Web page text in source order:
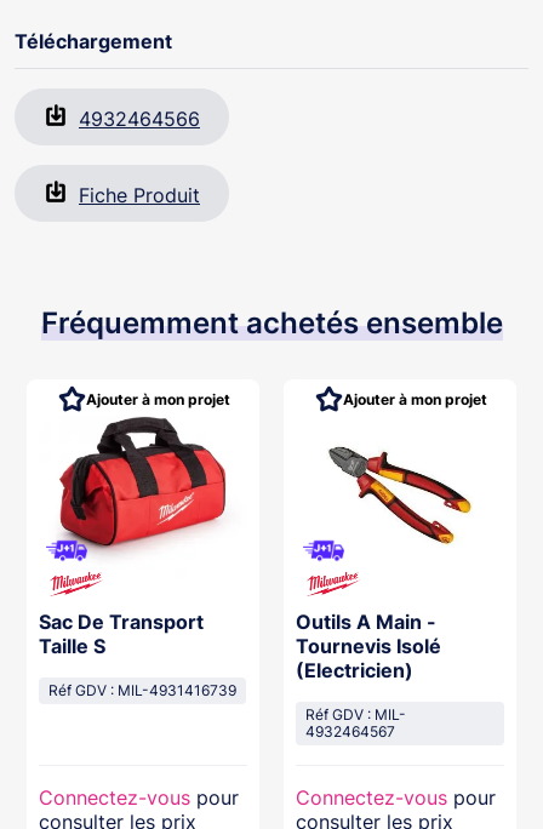
Téléchargement
4932464566
Fiche Produit
Fréquemment achetés ensemble
Sac De Transport
Taille S
Réf GDV : MIL-4931416739
Connectez-vous pour
consulter les prix
Ajouter à mon projet
Outils A Main -
Tournevis Isolé
(Electricien)
Réf GDV : MIL-
4932464567
Connectez-vous pour
consulter les prix
Ajouter à mon projet